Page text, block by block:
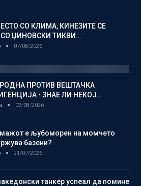
СО КЛИМА, КИНЕЗИТЕ СЕ
ЏИНОВСКИ ТИКВИ…
07/08/2026
ПРОТИВ ВЕШТАЧКА
• ЗНАЕ ЛИ НЕКОЈ…
02/08/2026
е љубоморен на момчето
базени?
21/07/2026
танкер успеал да помине